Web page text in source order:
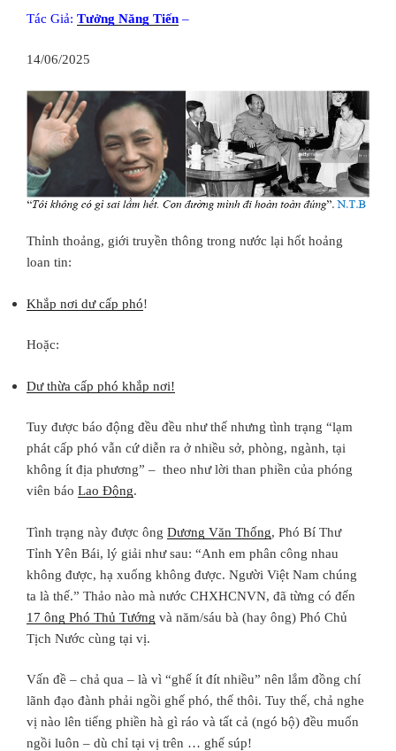
Tác Giả: Tưởng Năng Tiến –
14/06/2025
Thỉnh thoảng, giới truyền thông trong nước lại hốt hoảng
loan tin:
Khắp nơi dư cấp phó!
Hoặc:
Dư thừa cấp phó khắp nơi!
Tuy được báo động đều đều như thế nhưng tình trạng “lạm
phát cấp phó vẫn cứ diễn ra ở nhiều sở, phòng, ngành, tại
không ít địa phương” – theo như lời than phiền của phóng
viên báo Lao Động.
Tình trạng này được ông Dương Văn Thống, Phó Bí Thư
Tỉnh Yên Bái, lý giải như sau: “Anh em phân công nhau
không được, hạ xuống không được. Người Việt Nam chúng
ta là thế.” Thảo nào mà nước CHXHCNVN, đã từng có đến
17 ông Phó Thủ Tướng và năm/sáu bà (hay ông) Phó Chủ
Tịch Nước cùng tại vị.
Vấn đề – chả qua – là vì “ghế ít đít nhiều” nên lắm đồng chí
lãnh đạo đành phải ngồi ghế phó, thế thôi. Tuy thế, chả nghe
vị nào lên tiếng phiền hà gì ráo và tất cả (ngó bộ) đều muốn
ngồi luôn – dù chỉ tại vị trên … ghế súp!